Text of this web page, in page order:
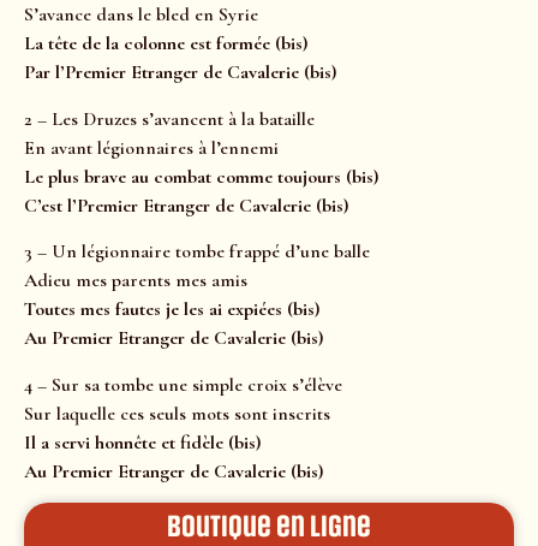
S’avance dans le bled en Syrie
La tête de la colonne est formée (bis)
Par l’Premier Etranger de Cavalerie (bis)
2 – Les Druzes s’avancent à la bataille
En avant légionnaires à l’ennemi
Le plus brave au combat comme toujours (bis)
C’est l’Premier Etranger de Cavalerie (bis)
3 – Un légionnaire tombe frappé d’une balle
Adieu mes parents mes amis
Toutes mes fautes je les ai expiées (bis)
Au Premier Etranger de Cavalerie (bis)
4 – Sur sa tombe une simple croix s’élève
Sur laquelle ces seuls mots sont inscrits
Il a servi honnête et fidèle (bis)
Au Premier Etranger de Cavalerie (bis)
Boutique en ligne